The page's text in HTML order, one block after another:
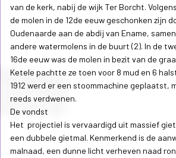
van de kerk, nabij de wijk Ter Borcht.
de molen in de 12de eeuw geschonken zijn
Oudenaarde aan de abdij van Ename,
andere watermolens in de buurt (2). In de
16de eeuw was de molen in bezit van de
Ketele pachtte ze toen voor 8 mud en 6
1912 werd er een stoommachine geplaatst,
reeds verdwenen.
De vondst
Het projectiel is vervaardigd uit massief
een dubbele gietmal. Kenmerkend is de
malnaad, een dunne licht verheven naad